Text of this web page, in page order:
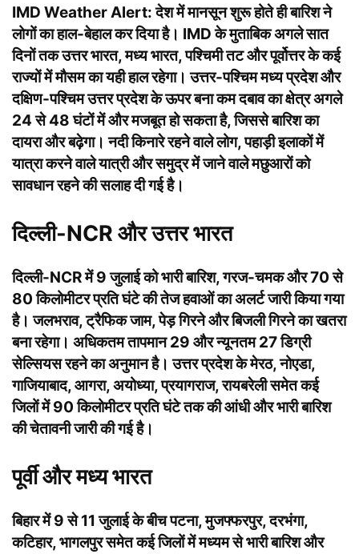
IMD Weather Alert:देश में मानसून शुरू होते ही बारिश ने
लोगों का हाल-बेहाल कर दिया है। IMD के मुताबिक अगले सात
दिनों तक उत्तर भारत, मध्य भारत, पश्चिमी तट और पूर्वोत्तर के कई
राज्यों में मौसम का यही हाल रहेगा। उत्तर-पश्चिम मध्य प्रदेश और
दक्षिण-पश्चिम उत्तर प्रदेश के ऊपर बना कम दबाव का क्षेत्र अगले
24 से 48 घंटों में और मजबूत हो सकता है, जिससे बारिश का
दायरा और बढ़ेगा। नदी किनारे रहने वाले लोग, पहाड़ी इलाकों में
यात्रा करने वाले यात्री और समुद्र में जाने वाले मछुआरों को
सावधान रहने की सलाह दी गई है।
दिल्ली-NCR और उत्तर भारत
दिल्ली-NCR में 9 जुलाई को भारी बारिश, गरज-चमक और 70 से
80 किलोमीटर प्रति घंटे की तेज हवाओं का अलर्ट जारी किया गया
है। जलभराव, ट्रैफिक जाम, पेड़ गिरने और बिजली गिरने का खतरा
बना रहेगा। अधिकतम तापमान 29 और न्यूनतम 27 डिग्री
सेल्सियस रहने का अनुमान है। उत्तर प्रदेश के मेरठ, नोएडा,
गाजियाबाद, आगरा, अयोध्या, प्रयागराज, रायबरेली समेत कई
जिलों में 90 किलोमीटर प्रति घंटे तक की आंधी और भारी बारिश
की चेतावनी जारी की गई है।
पूर्वी और मध्य भारत
बिहार में 9 से 11 जुलाई के बीच पटना, मुजफ्फरपुर, दरभंगा,
कटिहार, भागलपुर समेत कई जिलों में मध्यम से भारी बारिश और